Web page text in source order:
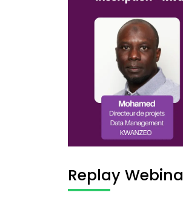
Replay